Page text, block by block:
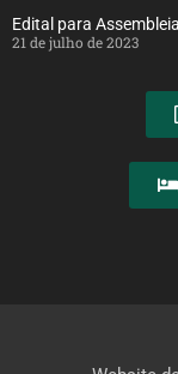
Edital para
21 de julho de 2023